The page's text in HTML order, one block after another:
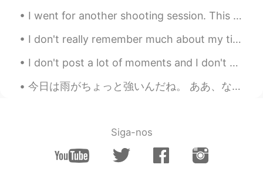
I went for another shooting session. This time, I had the archery range all to myself. I shot for...
I don't really remember much about my time in Sweden last year because it was mostly just resting...
I don't post a lot of moments and I don't write a lot of comments but I like all the posts as muc...
今日は雨がちょっと強いんだね。 ああ、なんて日なの、傘を忘れるために。 It seems to be raining heavily today. What a day to forget t...
Siga-nos